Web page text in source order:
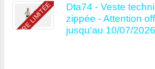
OFFRE LIMITÉE
Dta74 - Veste
zippée - Attention
jusqu'au 10/07/